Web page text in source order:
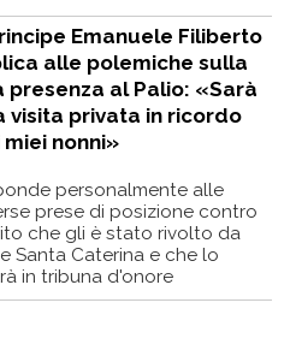
Emanuele Filiberto
alle polemiche sulla
presenza al Palio: «Sarà
visita privata in ricordo
miei nonni»
personalmente alle
prese di posizione contro
che gli è stato rivolto da
Santa Caterina e che lo
in tribuna d'onore